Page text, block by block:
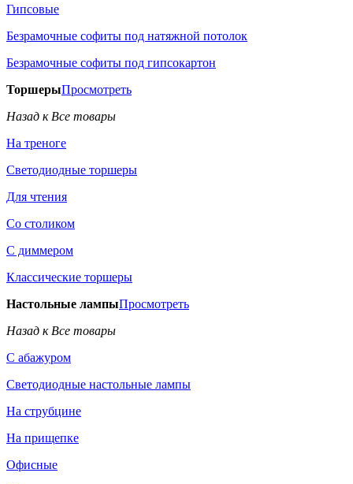
Гипсовые
Безрамочные софиты под натяжной потолок
Безрамочные софиты под гипсокартон
ТоршерыПросмотреть
Назад к Все товары
На треноге
Светодиодные торшеры
Для чтения
Со столиком
С диммером
Классические торшеры
Настольные лампыПросмотреть
Назад к Все товары
С абажуром
Светодиодные настольные лампы
На струбцине
На прищепке
Офисные